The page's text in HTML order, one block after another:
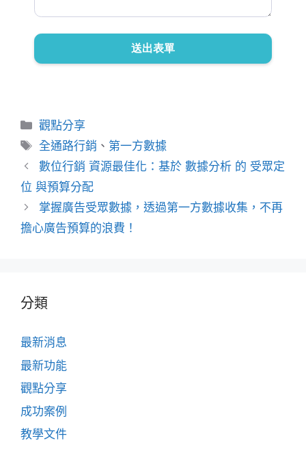
分
類
觀點分享
標
籤
全通路行銷 、 第一方數據
數位行銷 資源最佳化：基於 數據分析 的 受眾定
位 與預算分配
掌握廣告受眾數據，透過第一方數據收集，不再
擔心廣告預算的浪費！
分類
最新消息
最新功能
觀點分享
成功案例
教學文件